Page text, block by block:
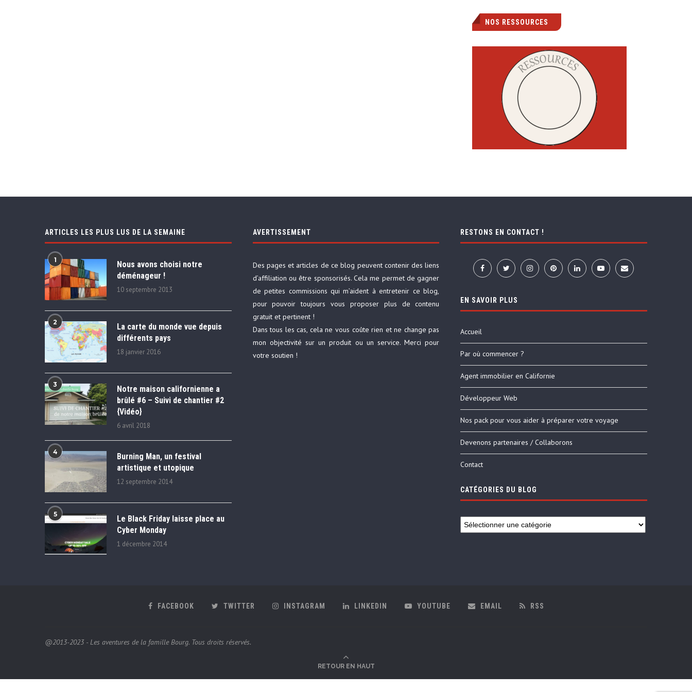
NOS RESSOURCES
ARTICLES LES PLUS LUS DE LA SEMAINE
1
Nous avons choisi notre
déménageur !
10 septembre 2013
2
La carte du monde vue depuis
différents pays
18 janvier 2016
3
Notre maison californienne a
brûlé #6 – Suivi de chantier #2
{Vidéo}
6 avril 2018
4
Burning Man, un festival
artistique et utopique
12 septembre 2014
5
Le Black Friday laisse place au
Cyber Monday
1 décembre 2014
AVERTISSEMENT
Des pages et articles de ce blog peuvent contenir des liens
d’affiliation ou être sponsorisés. Cela me permet de gagner
de petites commissions qui m’aident à entretenir ce blog,
pour pouvoir toujours vous proposer plus de contenu
gratuit et pertinent !
Dans tous les cas, cela ne vous coûte rien et ne change pas
mon objectivité sur un produit ou un service. Merci pour
votre soutien !
RESTONS EN CONTACT !
EN SAVOIR PLUS
Accueil
Par où commencer ?
Agent immobilier en Californie
Développeur Web
Nos pack pour vous aider à préparer votre voyage
Devenons partenaires / Collaborons
Contact
CATÉGORIES DU BLOG
FACEBOOK TWITTER INSTAGRAM LINKEDIN YOUTUBE EMAIL RSS
@2013-2023 - Les aventures de la famille Bourg. Tous droits réservés.
RETOUR EN HAUT